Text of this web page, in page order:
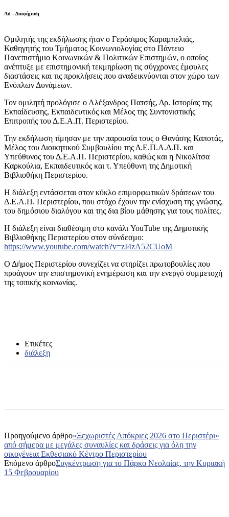
Ad - Διαφήμιση
Ομιλητής της εκδήλωσης ήταν ο Γεράσιμος Καραμπελιάς,
Καθηγητής του Τμήματος Κοινωνιολογίας στο Πάντειο
Πανεπιστήμιο Κοινωνικών & Πολιτικών Επιστημών, ο οποίος
ανέπτυξε με επιστημονική τεκμηρίωση τις σύγχρονες έμφυλες
διαστάσεις και τις προκλήσεις που αναδεικνύονται στον χώρο των
Ενόπλων Δυνάμεων.
Τον ομιλητή προλόγισε ο Αλέξανδρος Πατσής, Δρ. Ιστορίας της
Εκπαίδευσης, Εκπαιδευτικός και Μέλος της Συντονιστικής
Επιτροπής του Δ.Ε.Α.Π. Περιστερίου.
Την εκδήλωση τίμησαν με την παρουσία τους ο Θανάσης Καποτάς,
Μέλος του Διοικητικού Συμβουλίου της Δ.Ε.Π.Α.Δ.Π. και
Υπεύθυνος του Δ.Ε.Α.Π. Περιστερίου, καθώς και η Νικολίτσα
Καρκούλια, Εκπαιδευτικός και τ. Υπεύθυνη της Δημοτική
Βιβλιοθήκη Περιστερίου.
Η διάλεξη εντάσσεται στον κύκλο επιμορφωτικών δράσεων του
Δ.Ε.Α.Π. Περιστερίου, που στόχο έχουν την ενίσχυση της γνώσης,
του δημόσιου διαλόγου και της δια βίου μάθησης για τους πολίτες.
Η διάλεξη είναι διαθέσιμη στο κανάλι YouTube της Δημοτικής
Βιβλιοθήκης Περιστερίου στον σύνδεσμο:
https://www.youtube.com/watch?v=zI4zA52CUoM
Ο Δήμος Περιστερίου συνεχίζει να στηρίζει πρωτοβουλίες που
προάγουν την επιστημονική ενημέρωση και την ενεργό συμμετοχή
της τοπικής κοινωνίας.
Ετικέτες
διάλεξη
Προηγούμενο άρθρο«Ξεχωριστές Απόκριες 2026 στο Περιστέρι»
από σήμερα με μεγάλες συναυλίες και δράσεις για όλη την
οικογένεια Εκθεσιακό Κέντρο Περιστερίου
Επόμενο άρθροΣυγκέντρωση για το Πάρκο Νεολαίας, την Κυριακή
15 Φεβρουαρίου